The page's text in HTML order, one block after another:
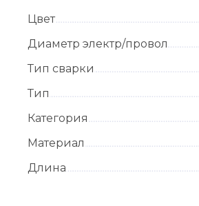
Цвет
Диаметр электр/провол
Тип сварки
Тип
Категория
Материал
Длина